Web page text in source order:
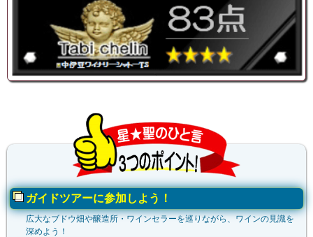
ガイドツアーに参加しよう！
広大なブドウ畑や醸造所・ワインセラーを巡りながら、ワインの見識を
深めよう！